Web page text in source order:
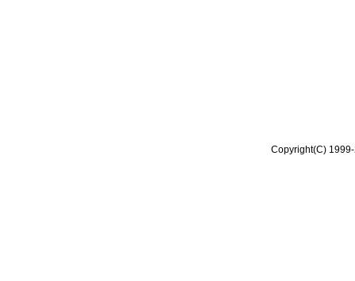
Copyright(C)